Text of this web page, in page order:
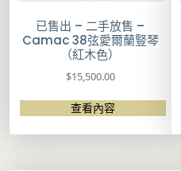
已售出 – 二手放售 –
Camac 38弦愛爾蘭豎琴
（紅木色）
$15,500.00
查看內容